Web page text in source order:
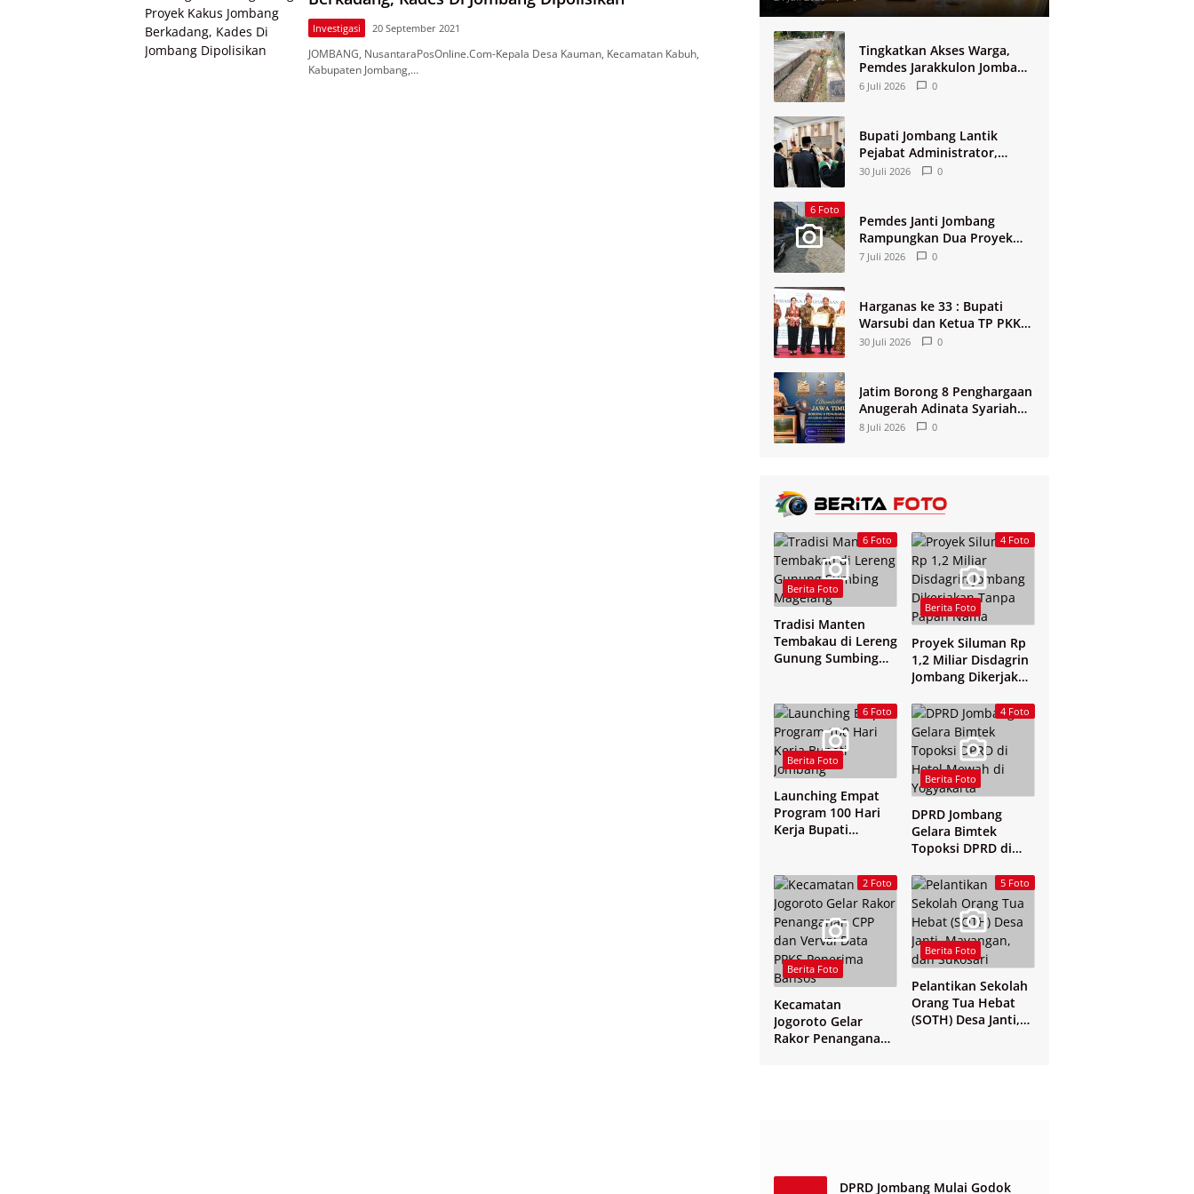
Investigasi 20 September 2021
JOMBANG, NusantaraPosOnline.Com-Kepala Desa Kauman, Kecamatan Kabuh,
Kabupaten Jombang,…
Tingkatkan Akses Warga,
Pemdes Jarakkulon Jombang
Bangun Jalan Lingkungan
6 Juli 2026 0
Bupati Jombang Lantik
Pejabat Administrator,
Pengawas, dan Kepala
30 Juli 2026 0
6 Foto
Pemdes Janti Jombang
Rampungkan Dua Proyek
Jalan Lingkungan
7 Juli 2026 0
Harganas ke 33 : Bupati
Warsubi dan Ketua TP PKK
Jombang Mendapat Piagam
30 Juli 2026 0
Jatim Borong 8 Penghargaan
Anugerah Adinata Syariah
2026
8 Juli 2026 0
6 Foto
Berita Foto
Tradisi Manten
Tembakau di Lereng
Gunung Sumbing
4 Foto
Berita Foto
Proyek Siluman Rp
1,2 Miliar Disdagrin
Jombang Dikerjakan
6 Foto
Berita Foto
Launching Empat
Program 100 Hari
Kerja Bupati
4 Foto
Berita Foto
DPRD Jombang
Gelara Bimtek
Topoksi DPRD di
Yogyakarta
2 Foto
Berita Foto
Kecamatan
Jogoroto Gelar
Rakor Penanganan
5 Foto
Berita Foto
Pelantikan Sekolah
Orang Tua Hebat
(SOTH) Desa Janti,
DPRD Jombang Mulai Godok